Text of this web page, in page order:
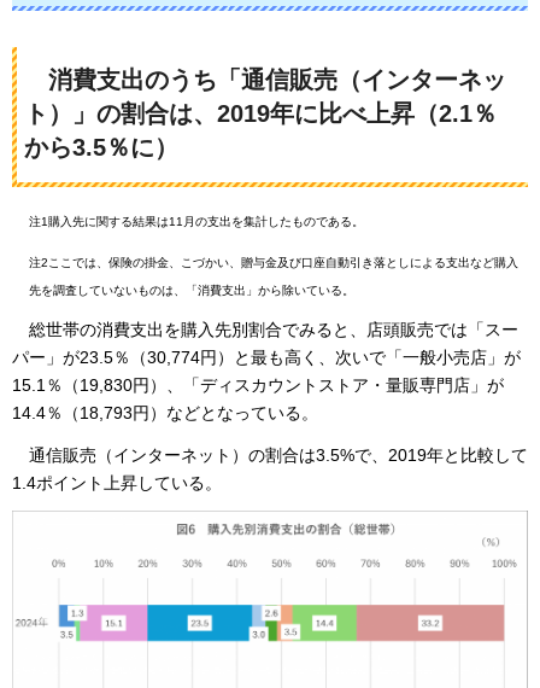
消費支出のうち「通信販売（インターネッ
ト）」の割合は、2019年に比べ上昇（2.1％
から3.5％に）
注1購入先に関する結果は11月の支出を集計したものである。
注2ここでは、保険の掛金、こづかい、贈与金及び口座自動引き落としによる支出など購入
先を調査していないものは、「消費支出」から除いている。
総世帯の消費支出を購入先別割合でみると、店頭販売では「スー
パー」が23.5％（30,774円）と最も高く、次いで「一般小売店」が
15.1％（19,830円）、「ディスカウントストア・量販専門店」が
14.4％（18,793円）などとなっている。
通信販売（インターネット）の割合は3.5%で、2019年と比較して
1.4ポイント上昇している。